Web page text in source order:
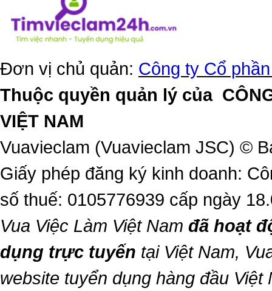
Đơn vị chủ quản: Công ty Cổ
Thuộc quyền quản lý của
VIỆT NAM
Vuavieclam (Vuavieclam JSC) ©
Giấy phép đăng ký kinh doanh:
số thuế: 0105776939 cấp ngày
Vua Việc Làm Việt Nam đã hoạt
dụng trực tuyến tại Việt Nam,
website tuyển dụng hàng đầu